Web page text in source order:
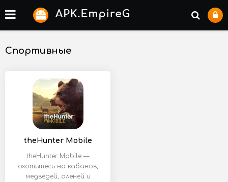
Спортивные
theHunter Mobile
theHunter Mobile —
охотьтесь на кабанов,
медведей, оленей и